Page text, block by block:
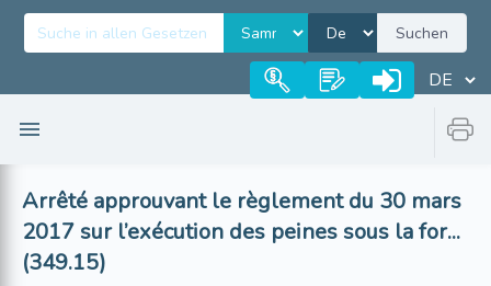
Suchen
Arrêté approuvant le règlement du 30 mars
2017 sur l’exécution des peines sous la for...
(349.15)